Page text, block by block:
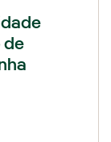
de